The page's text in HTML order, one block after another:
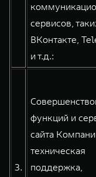
сервисов,
ВКонтакте,
и т.д.:
3.
функций и
сайта
техническая
поддержка,